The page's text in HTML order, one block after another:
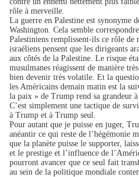
rôle à merveille.
La guerre en Palestine est synonyme
Washington. Cela semble
Palestiniens remplissent-ils ce rôle de
israéliens pensent que les dirigeants
aux côtés de la Palestine. Le risque
musulmanes réagissent de manière
bien devenir très volatile. Et la
les Américains demain matin est la
la paix » de Trump rend sa grandeur à
C’est simplement une tactique de
à Trump et à Trump seul.
Pour autant que je puisse en juger,
anéantir ce qui reste de l’hégémonie
que la planète puisse le supporter,
et le prestige et l’influence de
pourront avancer que ce seul fait
au sein de la politique mondiale